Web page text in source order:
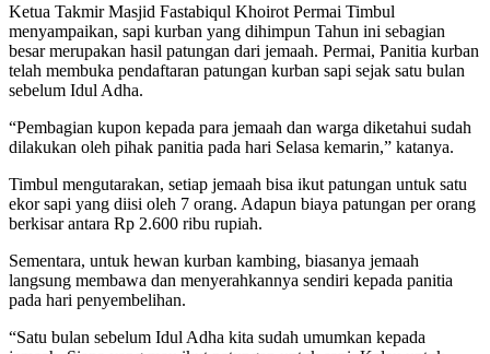
Ketua Takmir Masjid Fastabiqul Khoirot Permai Timbul
menyampaikan, sapi kurban yang dihimpun Tahun ini sebagian
besar merupakan hasil patungan dari jemaah. Permai, Panitia kurban
telah membuka pendaftaran patungan kurban sapi sejak satu bulan
sebelum Idul Adha.
“Pembagian kupon kepada para jemaah dan warga diketahui sudah
dilakukan oleh pihak panitia pada hari Selasa kemarin,” katanya.
Timbul mengutarakan, setiap jemaah bisa ikut patungan untuk satu
ekor sapi yang diisi oleh 7 orang. Adapun biaya patungan per orang
berkisar antara Rp 2.600 ribu rupiah.
Sementara, untuk hewan kurban kambing, biasanya jemaah
langsung membawa dan menyerahkannya sendiri kepada panitia
pada hari penyembelihan.
“Satu bulan sebelum Idul Adha kita sudah umumkan kepada